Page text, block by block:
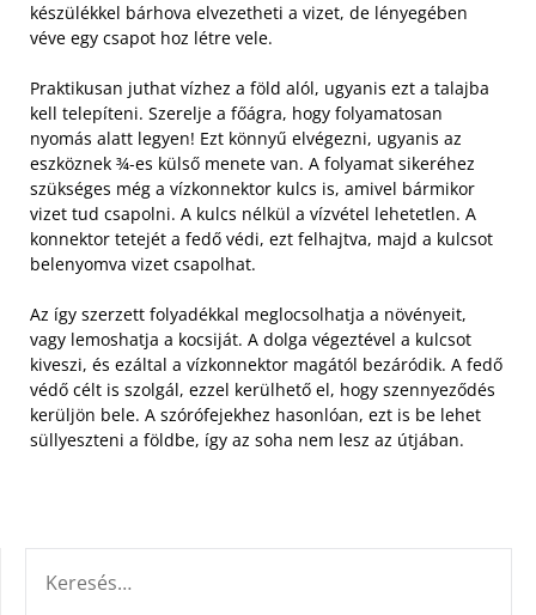
készülékkel bárhova elvezetheti a vizet, de lényegében
véve egy csapot hoz létre vele.
Praktikusan juthat vízhez a föld alól, ugyanis ezt a talajba
kell telepíteni. Szerelje a főágra, hogy folyamatosan
nyomás alatt legyen! Ezt könnyű elvégezni, ugyanis az
eszköznek ¾-es külső menete van. A folyamat sikeréhez
szükséges még a vízkonnektor kulcs is, amivel bármikor
vizet tud csapolni. A kulcs nélkül a vízvétel lehetetlen. A
konnektor tetejét a fedő védi, ezt felhajtva, majd a kulcsot
belenyomva vizet csapolhat.
Az így szerzett folyadékkal meglocsolhatja a növényeit,
vagy lemoshatja a kocsiját. A dolga végeztével a kulcsot
kiveszi, és ezáltal a vízkonnektor magától bezáródik. A fedő
védő célt is szolgál, ezzel kerülhető el, hogy szennyeződés
kerüljön bele. A szórófejekhez hasonlóan, ezt is be lehet
süllyeszteni a földbe, így az soha nem lesz az útjában.